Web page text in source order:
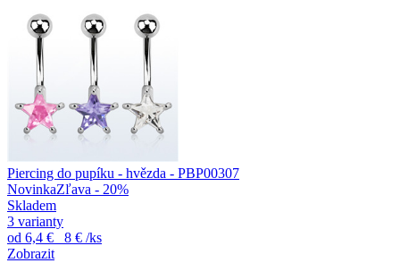
Piercing do pupíku - hvězda - PBP00307
NovinkaZľava - 20%
Skladem
3 varianty
od 6,4 € 8 € /ks
Zobrazit